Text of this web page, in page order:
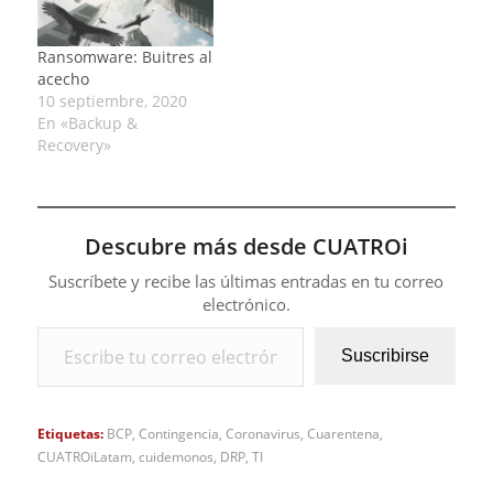
Ransomware: Buitres al
acecho
10 septiembre, 2020
En «Backup &
Recovery»
Descubre más desde CUATROi
Suscríbete y recibe las últimas entradas en tu correo
electrónico.
Escribe tu correo electrónico…
Suscribirse
Etiquetas: BCP, Contingencia Coronavirus Cuarentena
CUATROiLatam cuidemonos DRP, TI